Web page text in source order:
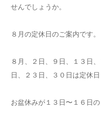
せんでしょうか。
８月の定休日のご案内です。
８月、２日、９日、１３日
日、２３日、３０日は定休日
お盆休みが１３日〜１６日の